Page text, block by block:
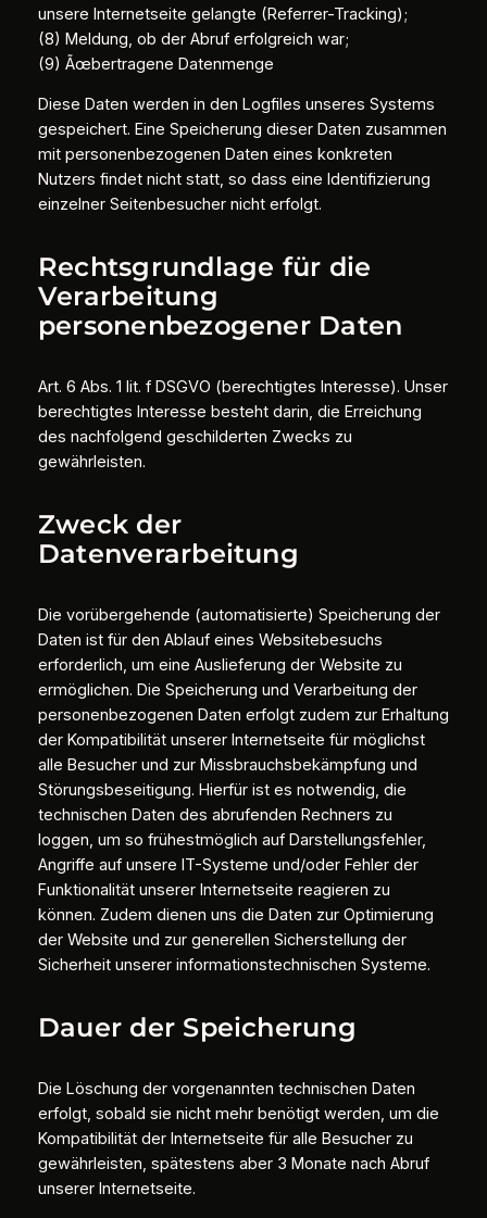
unsere Internetseite gelangte (Referrer-Tracking);
(8) Meldung, ob der Abruf erfolgreich war;
(9) Ãœbertragene Datenmenge
Diese Daten werden in den Logfiles unseres Systems
gespeichert. Eine Speicherung dieser Daten zusammen
mit personenbezogenen Daten eines konkreten
Nutzers findet nicht statt, so dass eine Identifizierung
einzelner Seitenbesucher nicht erfolgt.
Rechtsgrundlage für die
Verarbeitung
personenbezogener Daten
Art. 6 Abs. 1 lit. f DSGVO (berechtigtes Interesse). Unser
berechtigtes Interesse besteht darin, die Erreichung
des nachfolgend geschilderten Zwecks zu
gewährleisten.
Zweck der
Datenverarbeitung
Die vorübergehende (automatisierte) Speicherung der
Daten ist für den Ablauf eines Websitebesuchs
erforderlich, um eine Auslieferung der Website zu
ermöglichen. Die Speicherung und Verarbeitung der
personenbezogenen Daten erfolgt zudem zur Erhaltung
der Kompatibilität unserer Internetseite für möglichst
alle Besucher und zur Missbrauchsbekämpfung und
Störungsbeseitigung. Hierfür ist es notwendig, die
technischen Daten des abrufenden Rechners zu
loggen, um so frühestmöglich auf Darstellungsfehler,
Angriffe auf unsere IT-Systeme und/oder Fehler der
Funktionalität unserer Internetseite reagieren zu
können. Zudem dienen uns die Daten zur Optimierung
der Website und zur generellen Sicherstellung der
Sicherheit unserer informationstechnischen Systeme.
Dauer der Speicherung
Die Löschung der vorgenannten technischen Daten
erfolgt, sobald sie nicht mehr benötigt werden, um die
Kompatibilität der Internetseite für alle Besucher zu
gewährleisten, spätestens aber 3 Monate nach Abruf
unserer Internetseite.